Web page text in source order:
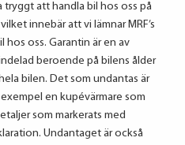
tryggt att handla bil hos oss på
innebär att vi lämnar MRF’s
hos oss. Garantin är en av
beroende på bilens ålder
bilen. Det som undantas är
en kupévärmare som
som markerats med
Undantaget är också